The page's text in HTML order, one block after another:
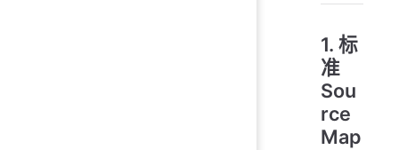
1. 标
准
Sou
rce
Map